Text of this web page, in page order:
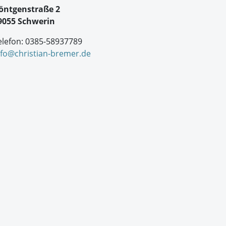
2
Schwerin
0385-58937789
bremer.de